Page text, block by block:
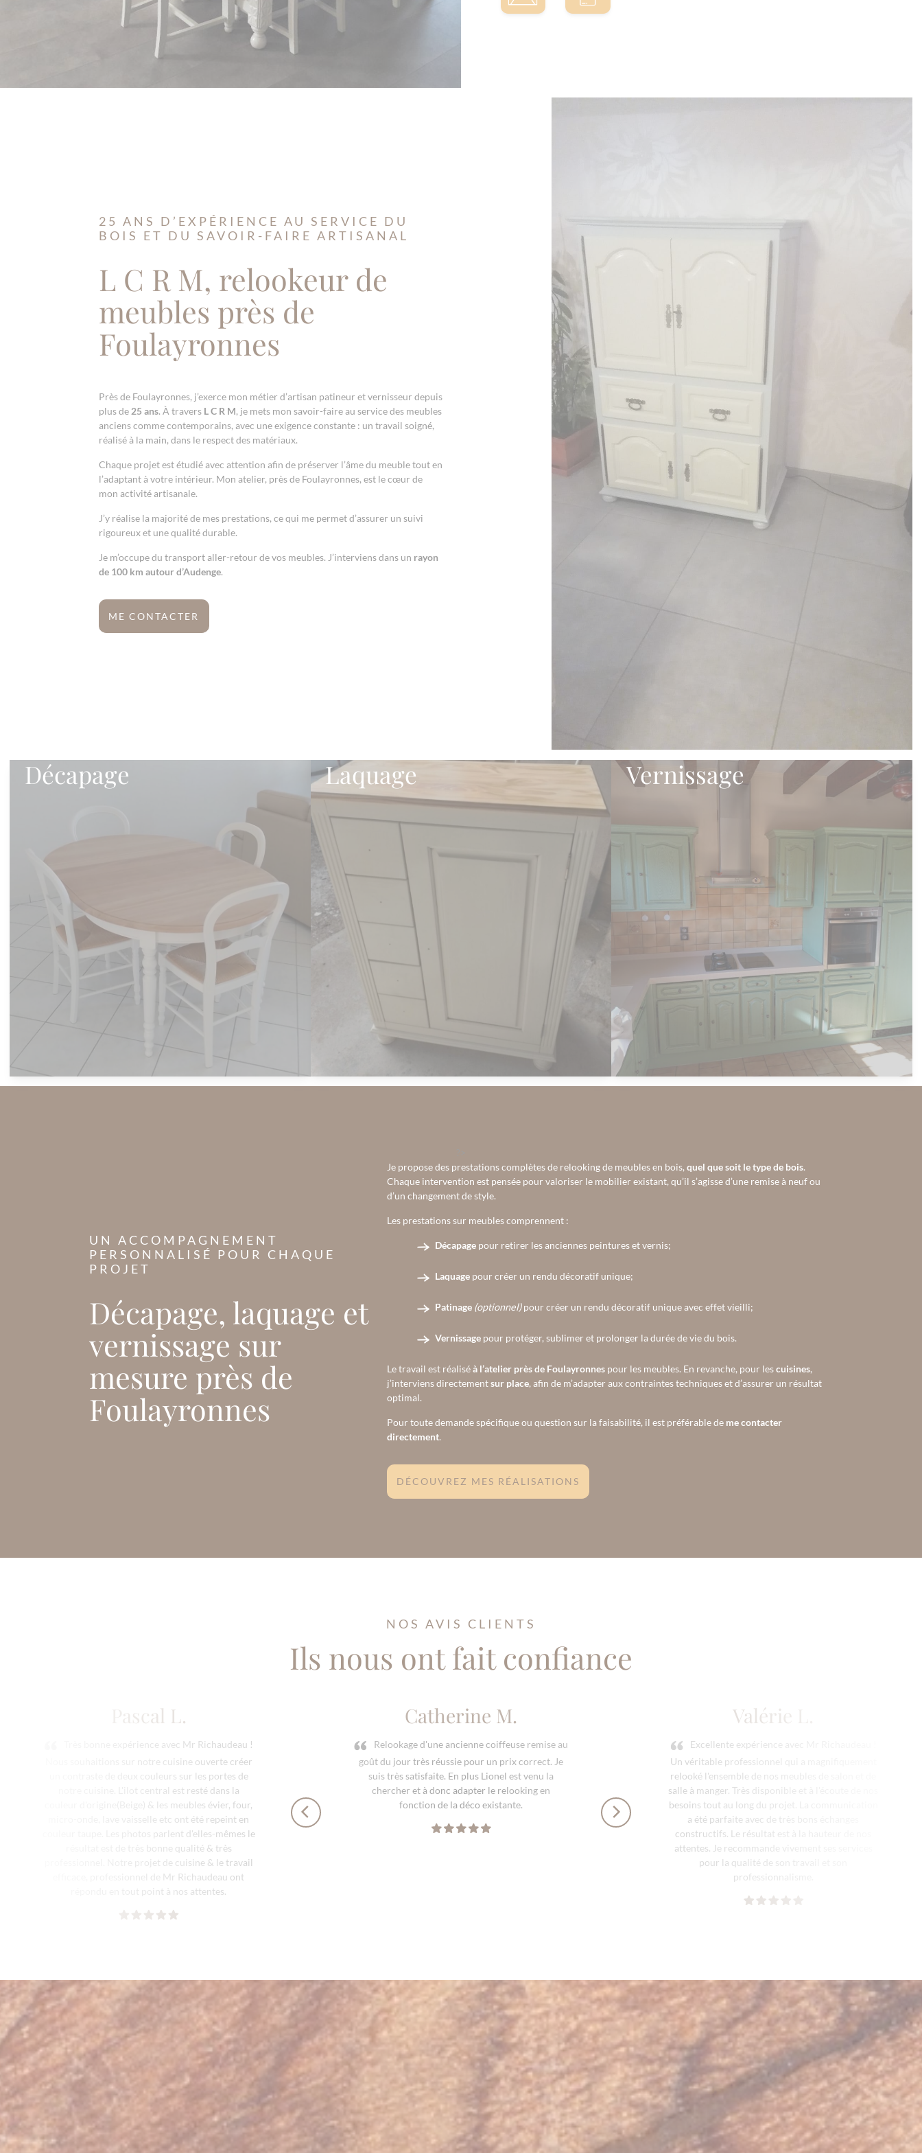
25 ANS D’EXPÉRIENCE AU SERVICE DU
BOIS ET DU SAVOIR-FAIRE ARTISANAL
L C R M, relookeur de
meubles près de
Foulayronnes
Près de Foulayronnes, j’exerce mon métier d’artisan patineur et vernisseur depuis
plus de 25 ans. À travers L C R M, je mets mon savoir-faire au service des meubles
anciens comme contemporains, avec une exigence constante : un travail soigné,
réalisé à la main, dans le respect des matériaux.
Chaque projet est étudié avec attention afin de préserver l’âme du meuble tout en
l’adaptant à votre intérieur. Mon atelier, près de Foulayronnes, est le cœur de
mon activité artisanale.
J’y réalise la majorité de mes prestations, ce qui me permet d’assurer un suivi
rigoureux et une qualité durable.
Je m’occupe du transport aller-retour de vos meubles. J’interviens dans un rayon
de 100 km autour d’Audenge.
ME CONTACTER
Décapage Laquage Vernissage
UN ACCOMPAGNEMENT
PERSONNALISÉ POUR CHAQUE
PROJET
Décapage, laquage et
vernissage sur
mesure près de
Foulayronnes
Je propose des prestations complètes de relooking de meubles en bois, quel que soit le type de bois.
Chaque intervention est pensée pour valoriser le mobilier existant, qu’il s’agisse d’une remise à neuf ou
d’un changement de style.
Les prestations sur meubles comprennent :
Décapagepour retirer les anciennes peintures et vernis;
Laquagepour créer un rendu décoratif unique;
Patinage (optionnel)pour créer un rendu décoratif unique avec effet vieilli;
Vernissagepour protéger, sublimer et prolonger la durée de vie du bois.
Le travail est réaliséà l’atelier près de Foulayronnespour les meubles. En revanche, pour lescuisines,
j’interviens directementsur place, afin de m’adapter aux contraintes techniques et d’assurer un résultat
optimal.
Pour toute demande spécifique ou question sur la faisabilité, il est préférable de me contacter
directement.
DÉCOUVREZ MES RÉALISATIONS
NOS AVIS CLIENTS
Ils nous ont fait confiance
Catherine M.
Relookage d'une ancienne coiffeuse remise au
goût du jour très réussie pour un prix correct. Je
suis très satisfaite. En plus Lionel est venu la
chercher et à donc adapter le relooking en
fonction de la déco existante.
Valérie L.
Excellente expérience avec Mr Richaudeau !
Un véritable professionnel qui a magnifiquement
relooké l'ensemble de nos meubles de salon et de
salle à manger. Très disponible et à l'écoute de nos
besoins tout au long du projet. La communication
a été parfaite avec de très bons échanges
constructifs. Le résultat est à la hauteur de nos
attentes. Je recommande vivement ses services
pour la qualité de son travail et son
professionnalisme.
Pascal L.
Très bonne expérience avec Mr Richaudeau !
Nous souhaitions sur notre cuisine ouverte créer
un contraste de deux couleurs sur les portes de
notre cuisine. L'ilot central est resté dans la
couleur d'origine(Beige) & les meubles évier, four,
micro-onde, lave vaisselle etc ont été repeint en
couleur taupe. Les photos parlent d'elles-mêmes le
résultat est de très bonne qualité & très
professionnel. Notre projet de cuisine & le travail
efficace, professionnel de Mr Richaudeau ont
répondu en tout point à nos attentes.